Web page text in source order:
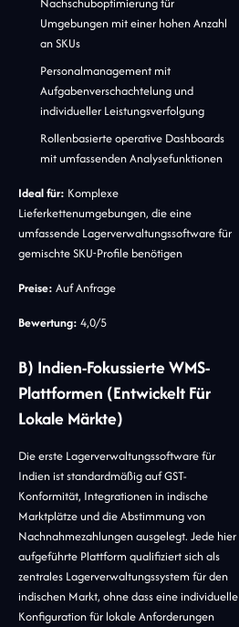
Umgebungen mit einer hohen Anzahl
an SKUs
Personalmanagement mit
Aufgabenverschachtelung und
individueller Leistungsverfolgung
Rollenbasierte operative Dashboards
mit umfassenden Analysefunktionen
Ideal für: Komplexe
Lieferkettenumgebungen, die eine
umfassende Lagerverwaltungssoftware für
gemischte SKU-Profile benötigen
Preise: Auf Anfrage
Bewertung: 4,0/5
B) Indien-Fokussierte WMS-
Plattformen (entwickelt Für
Lokale Märkte)
Die erste Lagerverwaltungssoftware für
Indien ist standardmäßig auf GST-
Konformität, Integrationen in indische
Marktplätze und die Abstimmung von
Nachnahmezahlungen ausgelegt. Jede hier
aufgeführte Plattform qualifiziert sich als
zentrales Lagerverwaltungssystem für den
indischen Markt, ohne dass eine individuelle
Konfiguration für lokale Anforderungen